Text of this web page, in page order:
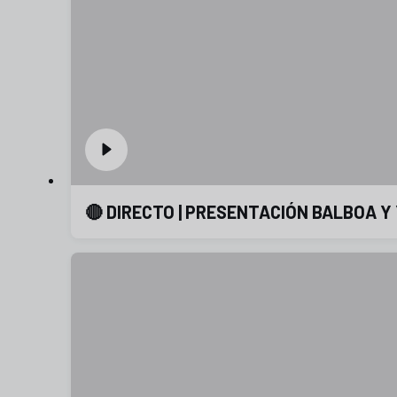
🔴 DIRECTO | PRESENTACIÓN BALBOA Y